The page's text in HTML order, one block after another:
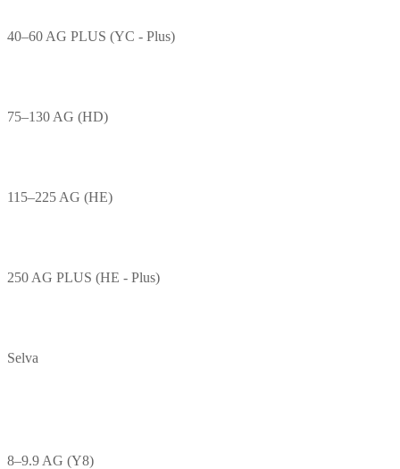
40–60 AG PLUS (YC - Plus)
75–130 AG (HD)
115–225 AG (HE)
250 AG PLUS (HE - Plus)
Selva
8–9.9 AG (Y8)